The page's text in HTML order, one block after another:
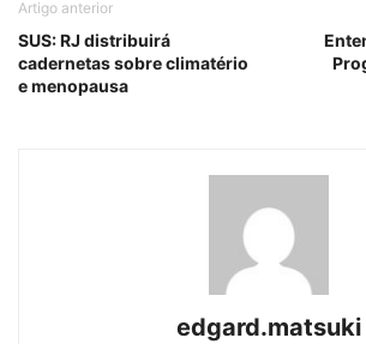
Artigo anterior
SUS: RJ distribuirá
cadernetas sobre climatério
e menopausa
edgard.matsuki